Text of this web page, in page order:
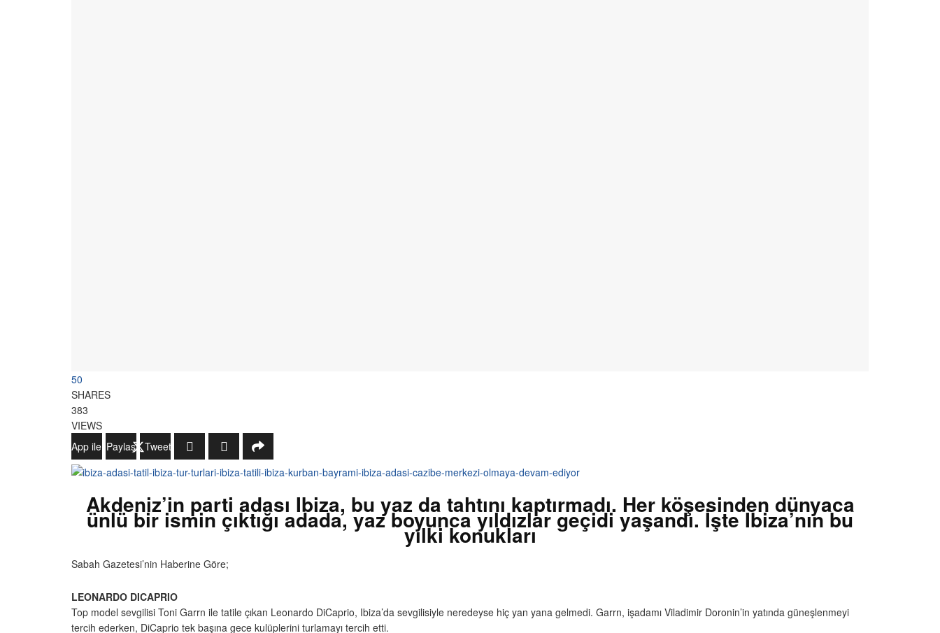
50
SHARES
383
VIEWS
WhatsApp ile Gönder
Paylaş Tweetle
Akdeniz’in parti adası Ibiza, bu yaz da tahtını kaptırmadı. Her köşesinden dünyaca
ünlü bir ismin çıktığı adada, yaz boyunca yıldızlar geçidi yaşandı. İşte Ibiza’nın bu
yılki konukları
Sabah Gazetesi’nin Haberine Göre;
LEONARDO DICAPRIO
Top model sevgilisi Toni Garrn ile tatile çıkan Leonardo DiCaprio, Ibiza’da sevgilisiyle neredeyse hiç yan yana gelmedi. Garrn, işadamı Viladimir Doronin’in yatında güneşlenmeyi
tercih ederken, DiCaprio tek başına gece kulüplerini turlamayı tercih etti.